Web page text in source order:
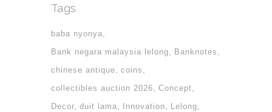
Tags
baba nyonya
Bank negara malaysia lelong
Banknotes
chinese antique
coins
collectibles auction 2026
Concept
Decor duit lama Innovation Lelong